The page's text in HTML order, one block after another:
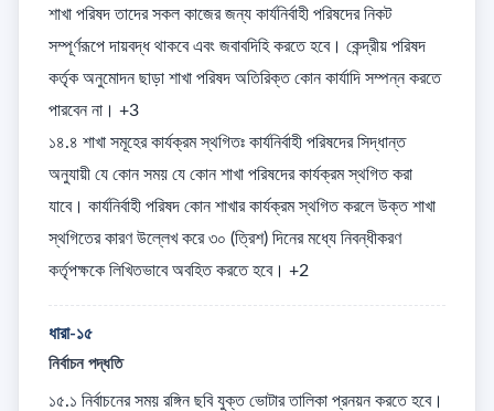
শাখা পরিষদ তাদের সকল কাজের জন্য কার্যনির্বাহী পরিষদের নিকট
সম্পূর্ণরূপে দায়বদ্ধ থাকবে এবং জবাবদিহি করতে হবে। কেন্দ্রীয় পরিষদ
কর্তৃক অনুমোদন ছাড়া শাখা পরিষদ অতিরিক্ত কোন কার্যাদি সম্পন্ন করতে
পারবেন না। +3
১৪.৪ শাখা সমূহের কার্যক্রম স্থগিতঃ কার্যনির্বাহী পরিষদের সিদ্ধান্ত
অনুযায়ী যে কোন সময় যে কোন শাখা পরিষদের কার্যক্রম স্থগিত করা
যাবে। কার্যনির্বাহী পরিষদ কোন শাখার কার্যক্রম স্থগিত করলে উক্ত শাখা
স্থগিতের কারণ উল্লেখ করে ৩০ (ত্রিশ) দিনের মধ্যে নিবন্ধীকরণ
কর্তৃপক্ষকে লিখিতভাবে অবহিত করতে হবে। +2
ধারা-১৫
নির্বাচন পদ্ধতি
১৫.১ নির্বাচনের সময় রঙ্গিন ছবি যুক্ত ভোটার তালিকা প্রনয়ন করতে হবে।